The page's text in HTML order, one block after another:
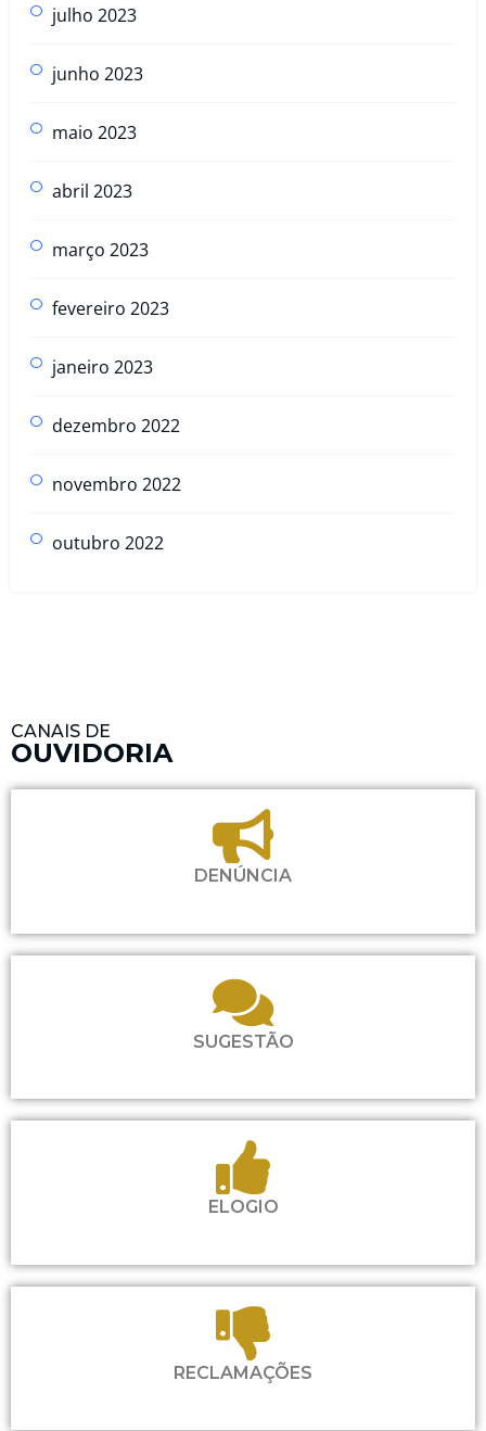
julho 2023
junho 2023
maio 2023
abril 2023
março 2023
fevereiro 2023
janeiro 2023
dezembro 2022
novembro 2022
outubro 2022
CANAIS DE
OUVIDORIA
DENÚNCIA
SUGESTÃO
ELOGIO
RECLAMAÇÕES